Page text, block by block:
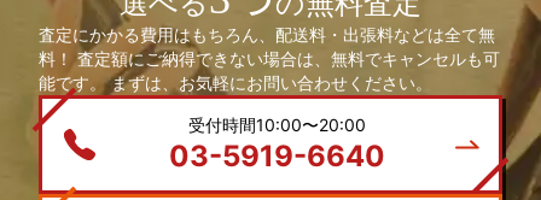
査定にかかる費用はもちろん、配送料・出張料などは全て無
料！ 査定額にご納得できない場合は、無料でキャンセルも可
能です。 まずは、お気軽にお問い合わせください。
受付時間10:00〜20:00
03-5919-6640